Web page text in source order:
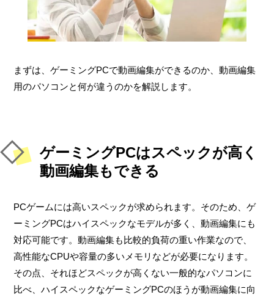
まずは、ゲーミングPCで動画編集ができるのか、動画編集
用のパソコンと何が違うのかを解説します。
ゲーミングPCはスペックが高く
動画編集もできる
PCゲームには高いスペックが求められます。そのため、ゲ
ーミングPCはハイスペックなモデルが多く、動画編集にも
対応可能です。動画編集も比較的負荷の重い作業なので、
高性能なCPUや容量の多いメモリなどが必要になります。
その点、それほどスペックが高くない一般的なパソコンに
比べ、ハイスペックなゲーミングPCのほうが動画編集に向